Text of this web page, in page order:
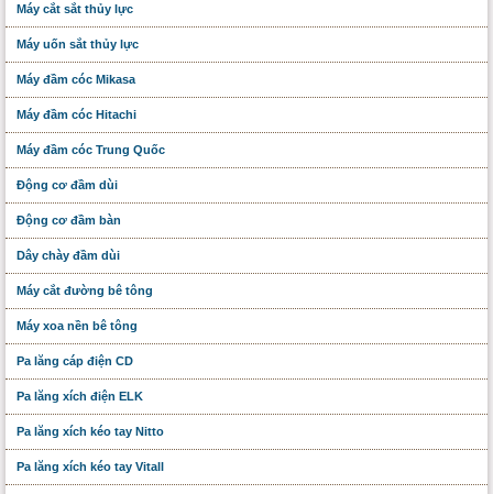
Máy cắt sắt thủy lực
Máy uốn sắt thủy lực
Máy đầm cóc Mikasa
Máy đầm cóc Hitachi
Máy đầm cóc Trung Quốc
Động cơ đầm dùi
Động cơ đầm bàn
Dây chày đầm dùi
Máy cắt đường bê tông
Máy xoa nền bê tông
Pa lăng cáp điện CD
Pa lăng xích điện ELK
Pa lăng xích kéo tay Nitto
Pa lăng xích kéo tay Vitall